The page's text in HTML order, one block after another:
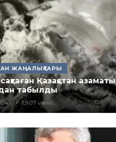
ЖАҢАЛЫҚТАРЫ
сақтаған Қазақстан азаматы
табылды
1,907 views